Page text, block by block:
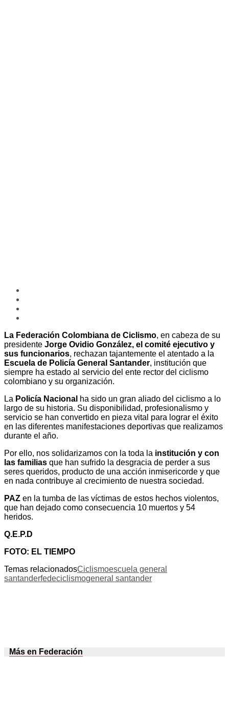
La Federación Colombiana de Ciclismo, en cabeza de su
presidente Jorge Ovidio González, el comité ejecutivo y
sus funcionarios, rechazan tajantemente el atentado a la
Escuela de Policía General Santander, institución que
siempre ha estado al servicio del ente rector del ciclismo
colombiano y su organización.
La Policía Nacional ha sido un gran aliado del ciclismo a lo
largo de su historia. Su disponibilidad, profesionalismo y
servicio se han convertido en pieza vital para lograr el éxito
en las diferentes manifestaciones deportivas que realizamos
durante el año.
Por ello, nos solidarizamos con la toda la institución y con
las familias que han sufrido la desgracia de perder a sus
seres queridos, producto de una acción inmisericorde y que
en nada contribuye al crecimiento de nuestra sociedad.
PAZ en la tumba de las víctimas de estos hechos violentos,
que han dejado como consecuencia 10 muertos y 54
heridos.
Q.E.P.D
FOTO: EL TIEMPO
Temas relacionadosCiclismoescuela general
santanderfedeciclismogeneral santander
Más en Federación